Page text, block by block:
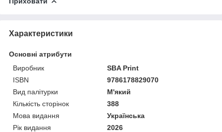
Характеристики
Основні атрибути
Виробник
SBA Print
ISBN
9786178829070
Вид палітурки
М'який
Кількість сторінок
388
Мова видання
Українська
Рік видання
2026